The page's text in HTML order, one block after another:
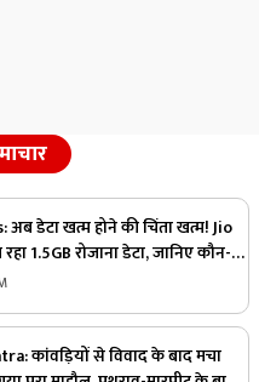
डेटा खत्म होने की चिंता खत्म! Jio
1.5GB रोजाना डेटा, जानिए कौन-सा
कांवड़ियों से विवाद के बाद मचा